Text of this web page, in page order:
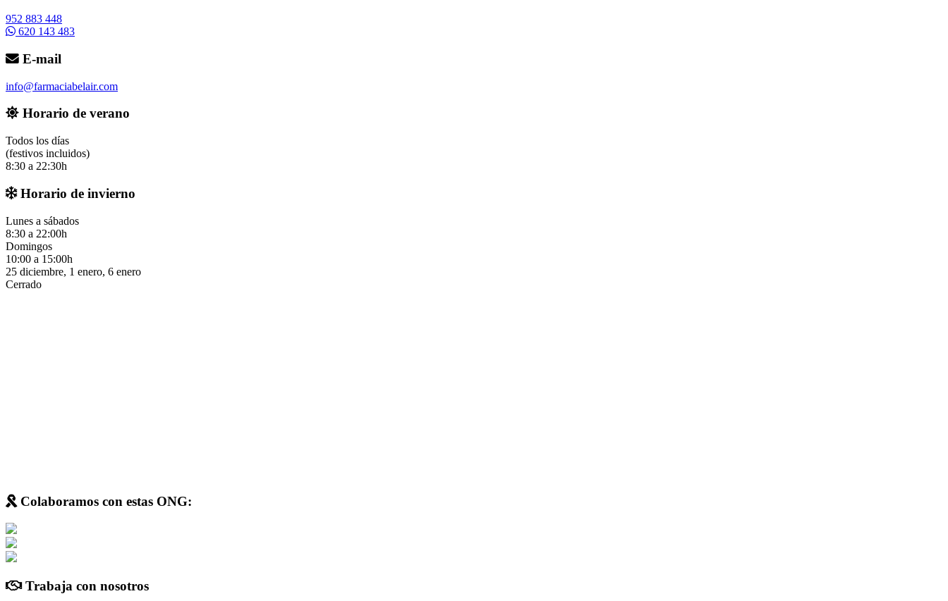
952 883 448
620 143 483
E-mail
info@farmaciabelair.com
Horario de verano
Todos los días
(festivos incluidos)
8:30 a 22:30h
Horario de invierno
Lunes a sábados
8:30 a 22:00h
Domingos
10:00 a 15:00h
25 diciembre, 1 enero, 6 enero
Cerrado
Colaboramos con estas ONG:
Trabaja con nosotros